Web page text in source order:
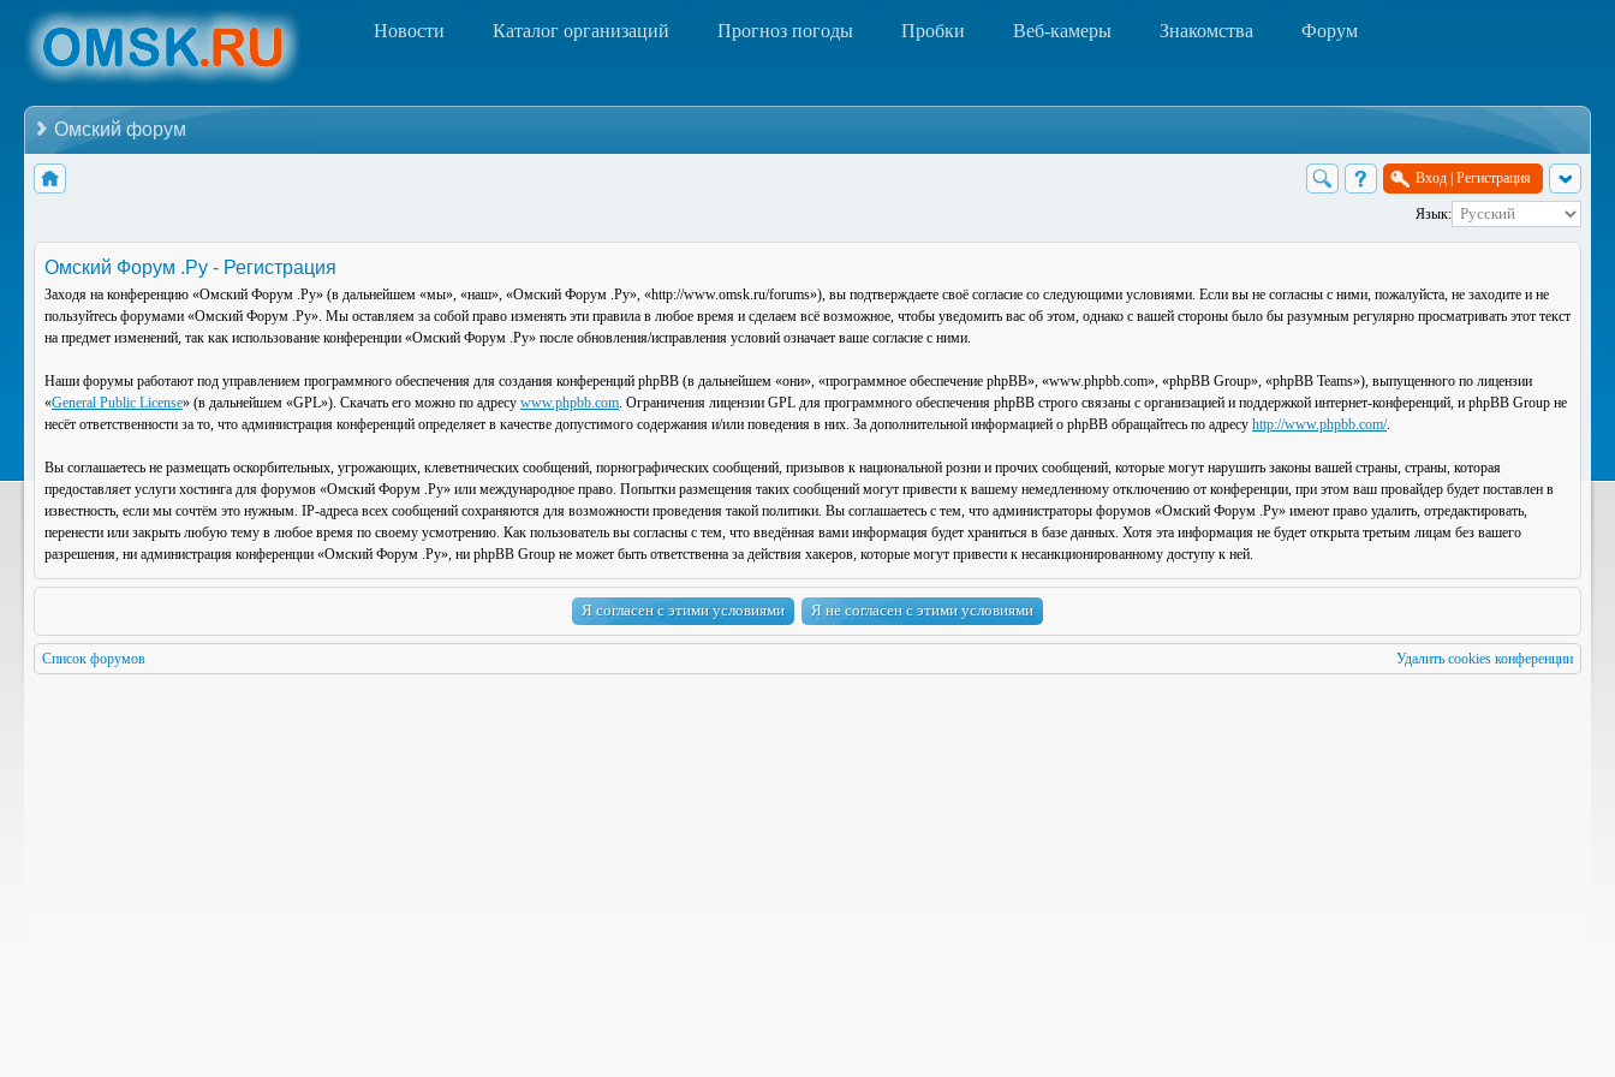
Новости Каталог организаций Прогноз погоды Пробки Веб-камеры Знакомства Форум
Омский форум
Вход Регистрация
Язык:
Омский Форум .Ру - Регистрация
Заходя на конференцию «Омский Форум .Ру» (в дальнейшем «мы», «наш», «Омский Форум .Ру», «http://www.omsk.ru/forums»), вы подтверждаете своё согласие со следующими условиями. Если вы не согласны с ними, пожалуйста, не заходите и не
пользуйтесь форумами «Омский Форум .Ру». Мы оставляем за собой право изменять эти правила в любое время и сделаем всё возможное, чтобы уведомить вас об этом, однако с вашей стороны было бы разумным регулярно просматривать этот текст
на предмет изменений, так как использование конференции «Омский Форум .Ру» после обновления/исправления условий означает ваше согласие с ними.
Наши форумы работают под управлением программного обеспечения для создания конференций phpBB (в дальнейшем «они», «программное обеспечение phpBB», «www.phpbb.com», «phpBB Group», «phpBB Teams»), выпущенного по лицензии
«General Public License» (в дальнейшем «GPL»). Скачать его можно по адресу www.phpbb.com. Ограничения лицензии GPL для программного обеспечения phpBB строго связаны с организацией и поддержкой интернет-конференций, и phpBB Group не
несёт ответственности за то, что администрация конференций определяет в качестве допустимого содержания и/или поведения в них. За дополнительной информацией о phpBB обращайтесь по адресу http://www.phpbb.com/.
Вы соглашаетесь не размещать оскорбительных, угрожающих, клеветнических сообщений, порнографических сообщений, призывов к национальной розни и прочих сообщений, которые могут нарушить законы вашей страны, страны, которая
предоставляет услуги хостинга для форумов «Омский Форум .Ру» или международное право. Попытки размещения таких сообщений могут привести к вашему немедленному отключению от конференции, при этом ваш провайдер будет поставлен в
известность, если мы сочтём это нужным. IP-адреса всех сообщений сохраняются для возможности проведения такой политики. Вы соглашаетесь с тем, что администраторы форумов «Омский Форум .Ру» имеют право удалить, отредактировать,
перенести или закрыть любую тему в любое время по своему усмотрению. Как пользователь вы согласны с тем, что введённая вами информация будет храниться в базе данных. Хотя эта информация не будет открыта третьим лицам без вашего
разрешения, ни администрация конференции «Омский Форум .Ру», ни phpBB Group не может быть ответственна за действия хакеров, которые могут привести к несанкционированному доступу к ней.
Список форумов Удалить cookies конференции